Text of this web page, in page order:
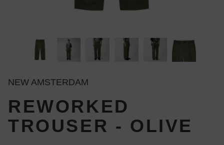
NEW AMSTERDAM
REWORKED
TROUSER - OLIVE